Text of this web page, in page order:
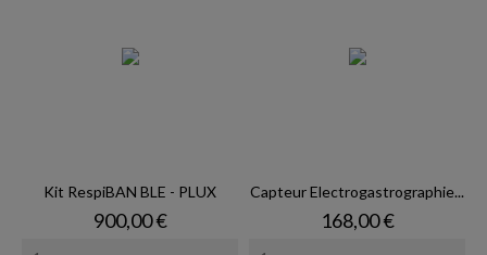
Kit RespiBAN BLE - PLUX
Prix
900,00 €
Capteur Electrogastrographie...
Prix
168,00 €